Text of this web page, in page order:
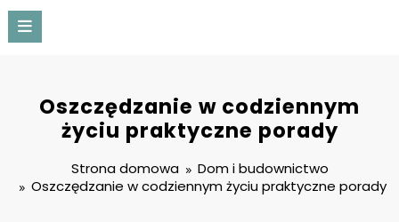
Przejdź
treści
Oszczędzanie w codziennym
życiu praktyczne porady
Strona domowa
Dom i budownictwo
Oszczędzanie w codziennym życiu praktyczne porady